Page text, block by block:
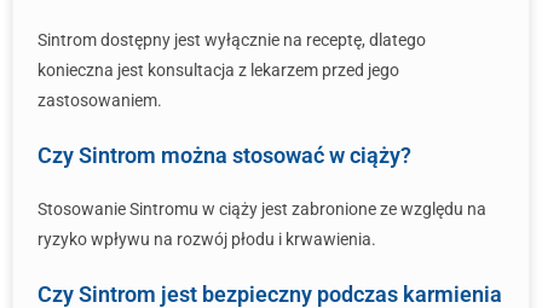
Sintrom dostępny jest wyłącznie na receptę, dlatego
konieczna jest konsultacja z lekarzem przed jego
zastosowaniem.
Czy Sintrom można stosować w ciąży?
Stosowanie Sintromu w ciąży jest zabronione ze względu na
ryzyko wpływu na rozwój płodu i krwawienia.
Czy Sintrom jest bezpieczny podczas karmienia